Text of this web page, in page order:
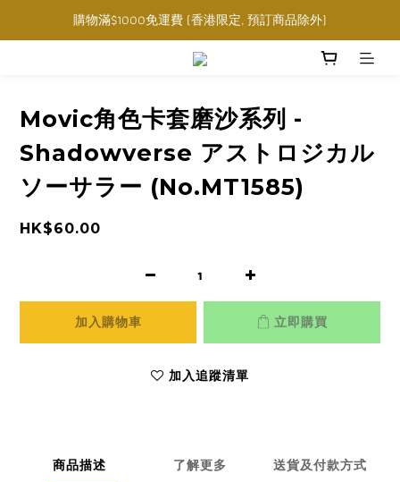
購物滿$1000免運費 (香港限定, 預訂商品除外)
購物滿$1000免運費 (香港限定, 預訂商品除外)
指定角色卡套卡盒任選三件$160
Movic角色卡套磨沙系列 -
Shadowverse アストロジカル
ソーサラー (No.MT1585)
HK$60.00
加入購物車 立即購買
加入追蹤清單
商品描述 了解更多 送貨及付款方式